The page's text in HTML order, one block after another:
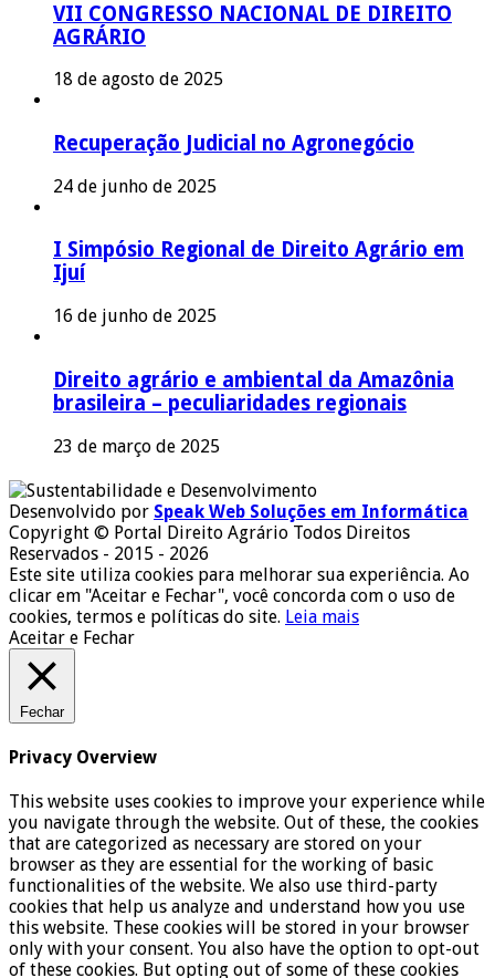
VII CONGRESSO NACIONAL DE DIREITO
AGRÁRIO
18 de agosto de 2025
Recuperação Judicial no Agronegócio
24 de junho de 2025
I Simpósio Regional de Direito Agrário em
Ijuí
16 de junho de 2025
Direito agrário e ambiental da Amazônia
brasileira – peculiaridades regionais
23 de março de 2025
Desenvolvido por Speak Web Soluções em Informática
Copyright © Portal Direito Agrário Todos Direitos
Reservados - 2015 - 2026
Este site utiliza cookies para melhorar sua experiência. Ao
clicar em "Aceitar e Fechar", você concorda com o uso de
cookies, termos e políticas do site. Leia mais
Aceitar e Fechar
Fechar
Privacy Overview
This website uses cookies to improve your experience while
you navigate through the website. Out of these, the cookies
that are categorized as necessary are stored on your
browser as they are essential for the working of basic
functionalities of the website. We also use third-party
cookies that help us analyze and understand how you use
this website. These cookies will be stored in your browser
only with your consent. You also have the option to opt-out
of these cookies. But opting out of some of these cookies